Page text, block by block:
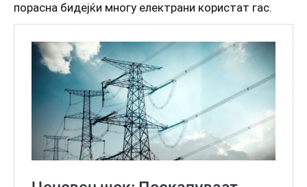
порасна бидејќи многу електрани користат гас.